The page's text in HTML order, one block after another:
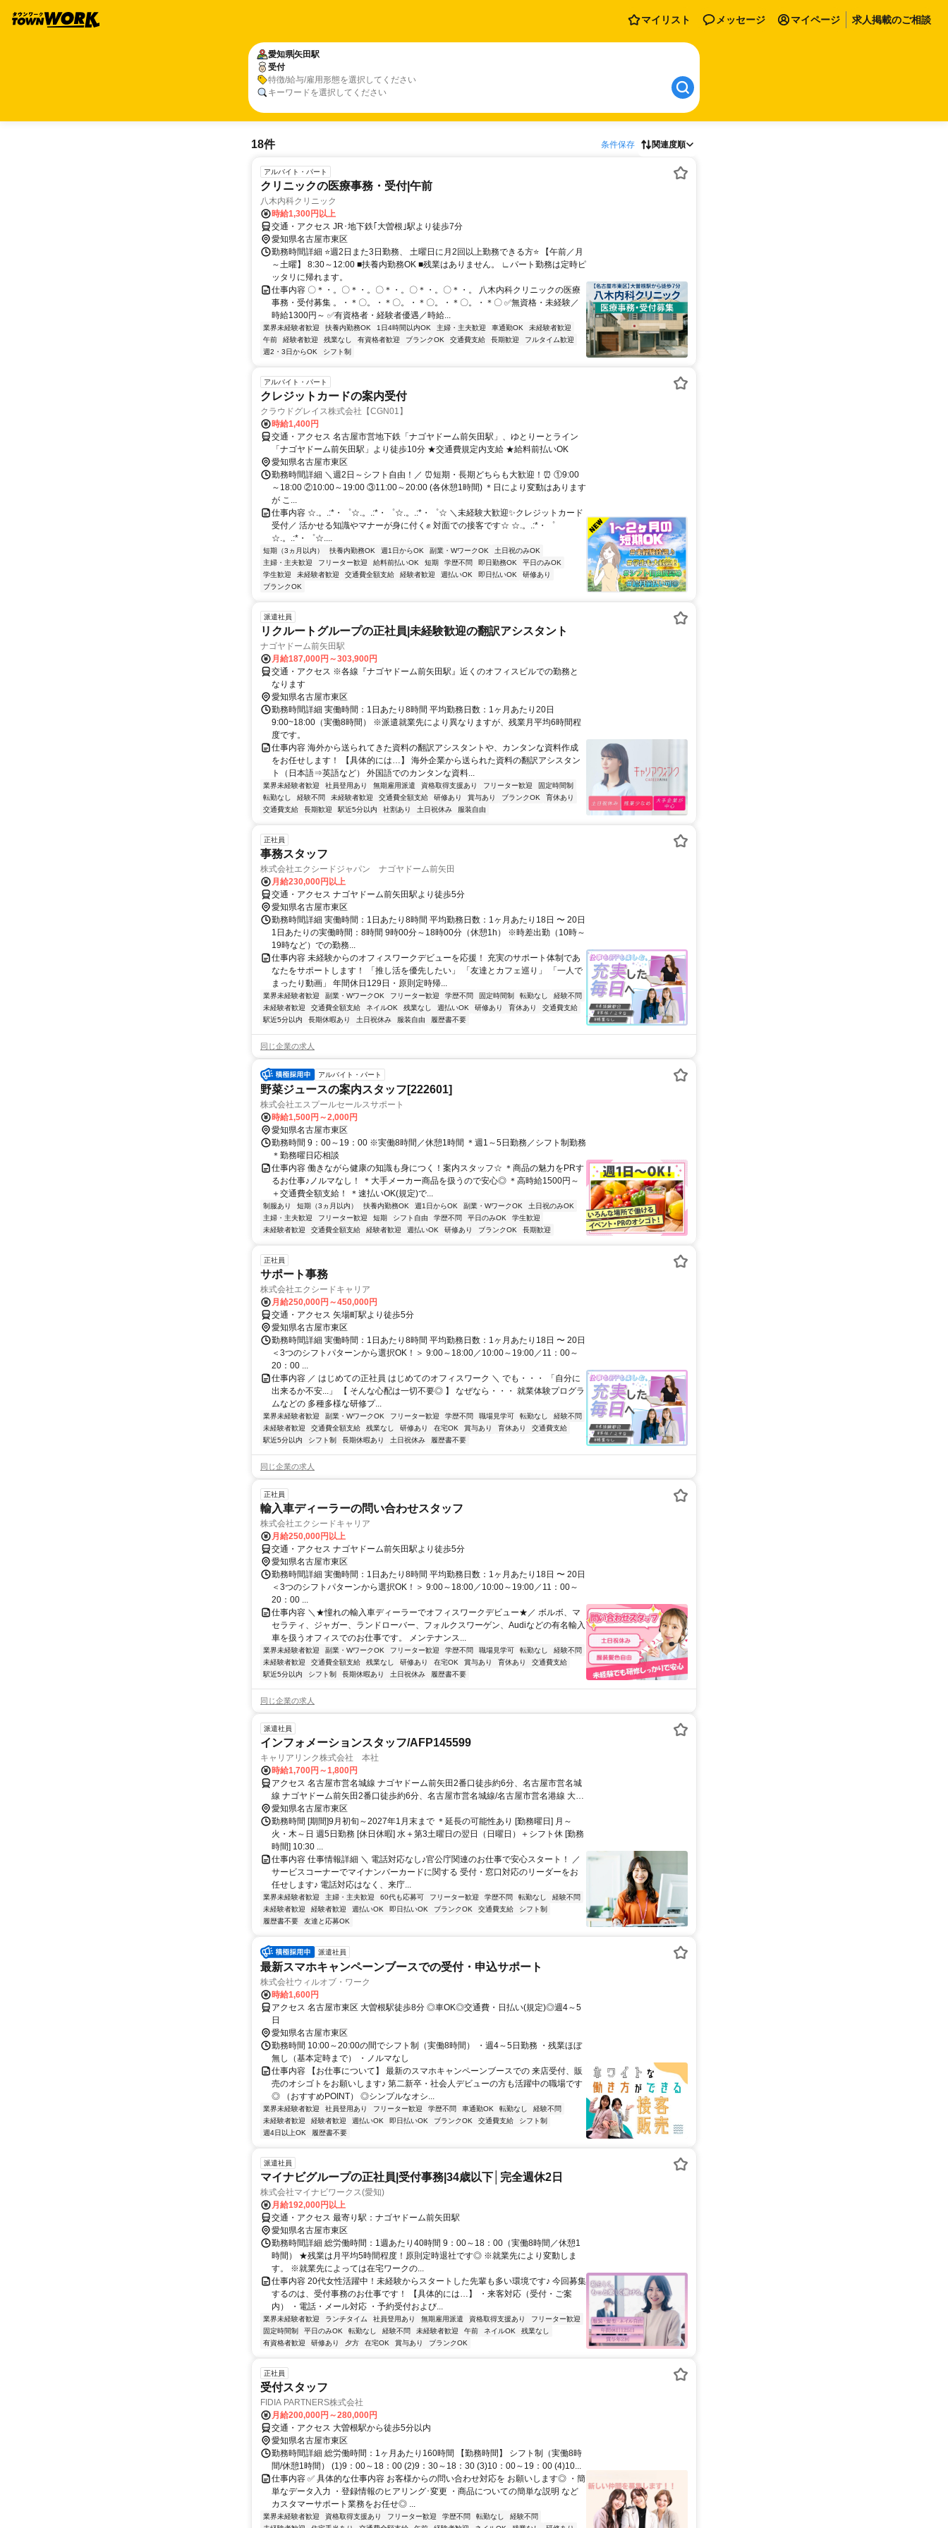
マイリスト メッセージ マイページ 求人掲載のご相談
愛知県矢田駅
受付
特徴/給与/雇用形態を選択してください
キーワードを選択してください
18件 条件保存 関連度順
アルバイト・パート
クリニックの医療事務・受付|午前
八木内科クリニック
時給1,300円以上
交通・アクセス JR･地下鉄｢大曽根｣駅より徒歩7分
愛知県名古屋市東区
勤務時間詳細 ⭐週2日また3日勤務、 土曜日に月2回以上勤務できる方⭐ 【午前／月
～土曜】 8:30～12:00 ■扶養内勤務OK ■残業はありません。 ∟パート勤務は定時ピ
ッタリに帰れます。
仕事内容 〇＊・。〇＊・。〇＊・。〇＊・。〇＊・。 八木内科クリニックの医療
事務・受付募集 。・＊〇。・＊〇。・＊〇。・＊〇。・＊〇 ✅無資格・未経験／
時給1300円～ ✅有資格者・経験者優遇／時給...
業界未経験者歓迎 扶養内勤務OK 1日4時間以内OK 主婦・主夫歓迎 車通勤OK
未経験者歓迎
午前
経験者歓迎 残業なし 有資格者歓迎 ブランクOK 交通費支給 長期歓迎
フルタイム歓迎
週2・3日からOK
シフト制
アルバイト・パート
クレジットカードの案内受付
クラウドグレイス株式会社【CGN01】
時給1,400円
交通・アクセス 名古屋市営地下鉄「ナゴヤドーム前矢田駅」、ゆとりーとライン
「ナゴヤドーム前矢田駅」より徒歩10分 ★交通費規定内支給 ★給料前払いOK
愛知県名古屋市東区
勤務時間詳細 ＼週2日～シフト自由！／ ⏰短期・長期どちらも大歓迎！⏰ ①9:00
～18:00 ②10:00～19:00 ③11:00～20:00 (各休憩1時間) ＊日により変動はあります
が こ...
仕事内容 ☆.。.:*・゜☆.。.:*・゜☆.。.:*・゜☆ ＼未経験大歓迎✨クレジットカード
受付／ 活かせる知識やマナーが身に付く✊ 対面での接客です☆ ☆.。.:*・゜
☆.。.:*・゜☆....
短期（3ヵ月以内） 扶養内勤務OK 週1日からOK 副業・WワークOK
土日祝のみOK
主婦・主夫歓迎
フリーター歓迎 給料前払いOK 短期 学歴不問 即日勤務OK
平日のみOK
学生歓迎
未経験者歓迎 交通費全額支給 経験者歓迎 週払いOK 即日払いOK
研修あり
ブランクOK
派遣社員
リクルートグループの正社員|未経験歓迎の翻訳アシスタント
ナゴヤドーム前矢田駅
月給187,000円～303,900円
交通・アクセス ※各線『ナゴヤドーム前矢田駅』近くのオフィスビルでの勤務と
なります
愛知県名古屋市東区
勤務時間詳細 実働時間：1日あたり8時間 平均勤務日数：1ヶ月あたり20日
9:00~18:00（実働8時間） ※派遣就業先により異なりますが、残業月平均6時間程
度です。
仕事内容 海外から送られてきた資料の翻訳アシスタントや、カンタンな資料作成
をお任せします！ 【具体的には…】 海外企業から送られた資料の翻訳アシスタン
ト（日本語⇒英語など） 外国語でのカンタンな資料...
業界未経験者歓迎 社員登用あり 無期雇用派遣 資格取得支援あり フリーター歓迎
固定時間制
転勤なし
経験不問 未経験者歓迎 交通費全額支給 研修あり 賞与あり ブランクOK
育休あり
交通費支給
長期歓迎 駅近5分以内 社割あり 土日祝休み 服装自由
正社員
事務スタッフ
株式会社エクシードジャパン ナゴヤドーム前矢田
月給230,000円以上
交通・アクセス ナゴヤドーム前矢田駅より徒歩5分
愛知県名古屋市東区
勤務時間詳細 実働時間：1日あたり8時間 平均勤務日数：1ヶ月あたり18日 〜 20日
1日あたりの実働時間：8時間 9時00分～18時00分（休憩1h） ※時差出勤（10時～
19時など）での勤務...
仕事内容 未経験からのオフィスワークデビューを応援！ 充実のサポート体制であ
なたをサポートします！ 「推し活を優先したい」 「友達とカフェ巡り」 「一人で
まったり動画」 年間休日129日・原則定時帰...
業界未経験者歓迎 副業・WワークOK フリーター歓迎 学歴不問 固定時間制 転勤なし
経験不問
未経験者歓迎
交通費全額支給 ネイルOK 残業なし 週払いOK 研修あり 育休あり
交通費支給
駅近5分以内
長期休暇あり 土日祝休み 服装自由 履歴書不要
同じ企業の求人
アルバイト・パート
野菜ジュースの案内スタッフ[222601]
株式会社エスプールセールスサポート
時給1,500円～2,000円
愛知県名古屋市東区
勤務時間 9：00～19：00 ※実働8時間／休憩1時間 ＊週1～5日勤務／シフト制勤務
＊勤務曜日応相談
仕事内容 働きながら健康の知識も身につく！案内スタッフ☆ ＊商品の魅力をPRす
るお仕事♪ノルマなし！ ＊大手メーカー商品を扱うので安心◎ ＊高時給1500円～
＋交通費全額支給！ ＊速払いOK(規定)で...
制服あり 短期（3ヵ月以内） 扶養内勤務OK 週1日からOK 副業・WワークOK
土日祝のみOK
主婦・主夫歓迎
フリーター歓迎 短期 シフト自由 学歴不問 平日のみOK
学生歓迎
未経験者歓迎
交通費全額支給 経験者歓迎 週払いOK 研修あり ブランクOK 長期歓迎
正社員
サポート事務
株式会社エクシードキャリア
月給250,000円～450,000円
交通・アクセス 矢場町駅より徒歩5分
愛知県名古屋市東区
勤務時間詳細 実働時間：1日あたり8時間 平均勤務日数：1ヶ月あたり18日 〜 20日
＜3つのシフトパターンから選択OK！＞ 9:00～18:00／10:00～19:00／11：00～
20：00 ...
仕事内容 ／ はじめての正社員 はじめてのオフィスワーク ＼ でも・・・ 「自分に
出来るか不安...」 【 そんな心配は一切不要◎ 】 なぜなら・・・ 就業体験プログラ
ムなどの 多種多様な研修プ...
業界未経験者歓迎 副業・WワークOK フリーター歓迎 学歴不問 職場見学可 転勤なし
経験不問
未経験者歓迎
交通費全額支給 残業なし 研修あり 在宅OK 賞与あり 育休あり
交通費支給
駅近5分以内
シフト制 長期休暇あり 土日祝休み 履歴書不要
同じ企業の求人
正社員
輸入車ディーラーの問い合わせスタッフ
株式会社エクシードキャリア
月給250,000円以上
交通・アクセス ナゴヤドーム前矢田駅より徒歩5分
愛知県名古屋市東区
勤務時間詳細 実働時間：1日あたり8時間 平均勤務日数：1ヶ月あたり18日 〜 20日
＜3つのシフトパターンから選択OK！＞ 9:00～18:00／10:00～19:00／11：00～
20：00 ...
仕事内容 ＼★憧れの輸入車ディーラーでオフィスワークデビュー★／ ボルボ、マ
セラティ、ジャガー、ランドローバー、フォルクスワーゲン、Audiなどの有名輸入
車を扱うオフィスでのお仕事です。 メンテナンス...
業界未経験者歓迎 副業・WワークOK フリーター歓迎 学歴不問 職場見学可 転勤なし
経験不問
未経験者歓迎
交通費全額支給 残業なし 研修あり 在宅OK 賞与あり 育休あり
交通費支給
駅近5分以内
シフト制 長期休暇あり 土日祝休み 履歴書不要
同じ企業の求人
派遣社員
インフォメーションスタッフ/AFP145599
キャリアリンク株式会社 本社
時給1,700円～1,800円
アクセス 名古屋市営名城線 ナゴヤドーム前矢田2番口徒歩約6分、名古屋市営名城
線 ナゴヤドーム前矢田2番口徒歩約6分、名古屋市営名城線/名古屋市営名港線 大曽
根1番口徒歩約11分 各線 ナゴヤドーム前矢田駅 徒歩10分 各線 大曽根駅 徒歩15分
愛知県名古屋市東区
勤務時間 [期間]9月初旬～2027年1月末まで ＊延長の可能性あり [勤務曜日] 月～
火・木～日 週5日勤務 [休日休暇] 水＋第3土曜日の翌日（日曜日）＋シフト休 [勤務
時間] 10:30 ...
仕事内容 仕事情報詳細 ＼ 電話対応なし♪官公庁関連のお仕事で安心スタート！ ／
サービスコーナーでマイナンバーカードに関する 受付・窓口対応のリーダーをお
任せします♪ 電話対応はなく、来庁...
業界未経験者歓迎 主婦・主夫歓迎 60代も応募可 フリーター歓迎 学歴不問 転勤なし
経験不問
未経験者歓迎
経験者歓迎 週払いOK 即日払いOK ブランクOK 交通費支給
シフト制
履歴書不要
友達と応募OK
派遣社員
最新スマホキャンペーンブースでの受付・申込サポート
株式会社ウィルオブ・ワーク
時給1,600円
アクセス 名古屋市東区 大曽根駅徒歩8分 ◎車OK◎交通費・日払い(規定)◎週4～5
日
愛知県名古屋市東区
勤務時間 10:00～20:00の間でシフト制（実働8時間） ・週4～5日勤務 ・残業ほぼ
無し（基本定時まで） ・ノルマなし
仕事内容 【お仕事について】 最新のスマホキャンペーンブースでの 来店受付、販
売のオシゴトをお願いします♪ 第二新卒・社会人デビューの方も活躍中の職場です
◎ （おすすめPOINT） ◎シンプルなオシ...
業界未経験者歓迎 社員登用あり フリーター歓迎 学歴不問 車通勤OK 転勤なし
経験不問
未経験者歓迎
経験者歓迎 週払いOK 即日払いOK ブランクOK 交通費支給
シフト制
週4日以上OK
履歴書不要
派遣社員
マイナビグループの正社員|受付事務|34歳以下│完全週休2日
株式会社マイナビワークス(愛知)
月給192,000円以上
交通・アクセス 最寄り駅：ナゴヤドーム前矢田駅
愛知県名古屋市東区
勤務時間詳細 総労働時間：1週あたり40時間 9：00～18：00（実働8時間／休憩1
時間） ★残業は月平均5時間程度！原則定時退社です◎ ※就業先により変動しま
す。 ※就業先によっては在宅ワークの...
仕事内容 20代女性活躍中！未経験からスタートした先輩も多い環境です♪ 今回募集
するのは、受付事務のお仕事です！ 【具体的には…】 ・来客対応（受付・ご案
内） ・電話・メール対応 ・予約受付および...
業界未経験者歓迎 ランチタイム 社員登用あり 無期雇用派遣 資格取得支援あり
フリーター歓迎
固定時間制
平日のみOK 転勤なし 経験不問 未経験者歓迎 午前 ネイルOK
残業なし
有資格者歓迎
研修あり 夕方 在宅OK 賞与あり ブランクOK
正社員
受付スタッフ
FIDIA PARTNERS株式会社
月給200,000円～280,000円
交通・アクセス 大曽根駅から徒歩5分以内
愛知県名古屋市東区
勤務時間詳細 総労働時間：1ヶ月あたり160時間 【勤務時間】 シフト制（実働8時
間/休憩1時間） (1)9：00～18：00 (2)9：30～18：30 (3)10：00～19：00 (4)10...
仕事内容 ✅ 具体的な仕事内容 お客様からの問い合わせ対応を お願いします◎ ・簡
単なデータ入力 ・登録情報のヒアリング･変更 ・商品についての簡単な説明 など
カスタマーサポート業務をお任せ◎ ...
業界未経験者歓迎 資格取得支援あり フリーター歓迎 学歴不問 転勤なし
経験不問